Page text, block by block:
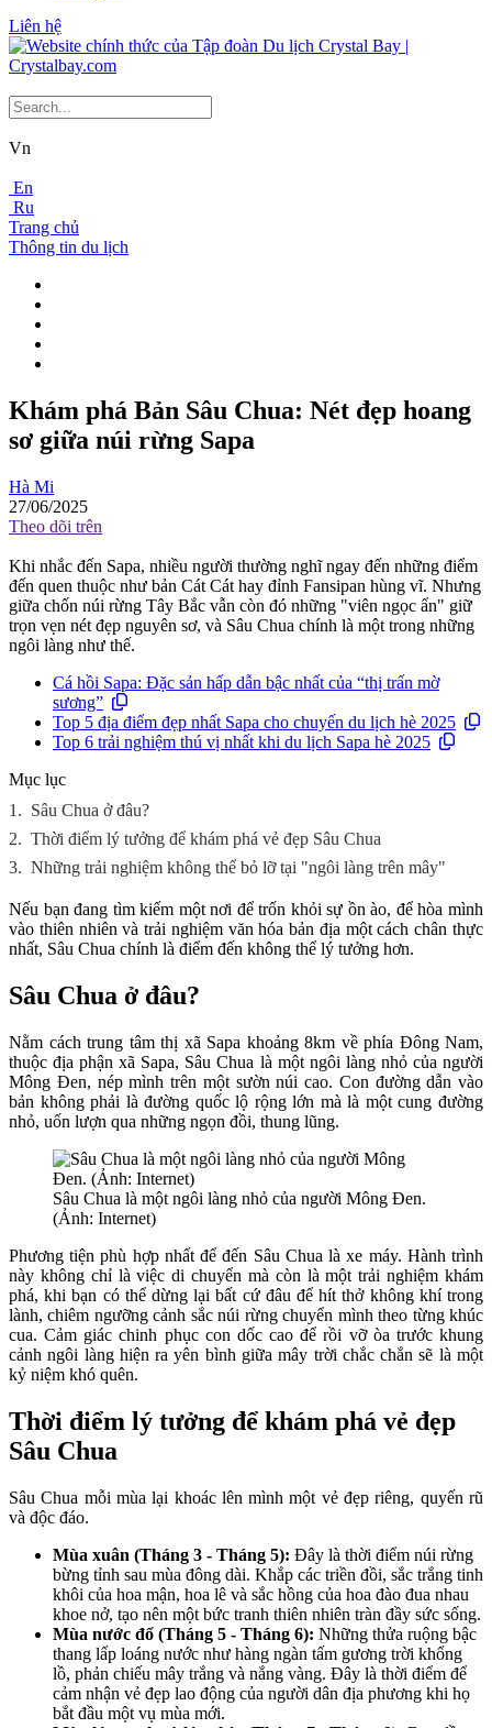
Liên hệ
Vn
En
Ru
Trang chủ
Thông tin du lịch
Khám phá Bản Sâu Chua: Nét đẹp hoang
sơ giữa núi rừng Sapa
Hà Mi
27/06/2025
Theo dõi trên
Khi nhắc đến Sapa, nhiều người thường nghĩ ngay đến những điểm
đến quen thuộc như bản Cát Cát hay đỉnh Fansipan hùng vĩ. Nhưng
giữa chốn núi rừng Tây Bắc vẫn còn đó những "viên ngọc ẩn" giữ
trọn vẹn nét đẹp nguyên sơ, và Sâu Chua chính là một trong những
ngôi làng như thế.
Cá hồi Sapa: Đặc sản hấp dẫn bậc nhất của “thị trấn mờ
sương”
Top 5 địa điểm đẹp nhất Sapa cho chuyến du lịch hè 2025
Top 6 trải nghiệm thú vị nhất khi du lịch Sapa hè 2025
Mục lục
1. Sâu Chua ở đâu?
2. Thời điểm lý tưởng để khám phá vẻ đẹp Sâu Chua
3. Những trải nghiệm không thể bỏ lỡ tại "ngôi làng trên mây"
Nếu bạn đang tìm kiếm một nơi để trốn khỏi sự ồn ào, để hòa mình
vào thiên nhiên và trải nghiệm văn hóa bản địa một cách chân thực
nhất, Sâu Chua chính là điểm đến không thể lý tưởng hơn.
Sâu Chua ở đâu?
Nằm cách trung tâm thị xã Sapa khoảng 8km về phía Đông Nam,
thuộc địa phận xã Sapa, Sâu Chua là một ngôi làng nhỏ của người
Mông Đen, nép mình trên một sườn núi cao. Con đường dẫn vào
bản không phải là đường quốc lộ rộng lớn mà là một cung đường
nhỏ, uốn lượn qua những ngọn đồi, thung lũng.
Sâu Chua là một ngôi làng nhỏ của người Mông Đen.
(Ảnh: Internet)
Phương tiện phù hợp nhất để đến Sâu Chua là xe máy. Hành trình
này không chỉ là việc di chuyển mà còn là một trải nghiệm khám
phá, khi bạn có thể dừng lại bất cứ đâu để hít thở không khí trong
lành, chiêm ngưỡng cảnh sắc núi rừng chuyển mình theo từng khúc
cua. Cảm giác chinh phục con dốc cao để rồi vỡ òa trước khung
cảnh ngôi làng hiện ra yên bình giữa mây trời chắc chắn sẽ là một
kỷ niệm khó quên.
Thời điểm lý tưởng để khám phá vẻ đẹp
Sâu Chua
Sâu Chua mỗi mùa lại khoác lên mình một vẻ đẹp riêng, quyến rũ
và độc đáo.
Mùa xuân (Tháng 3 - Tháng 5): Đây là thời điểm núi rừng
bừng tỉnh sau mùa đông dài. Khắp các triền đồi, sắc trắng tinh
khôi của hoa mận, hoa lê và sắc hồng của hoa đào đua nhau
khoe nở, tạo nên một bức tranh thiên nhiên tràn đầy sức sống.
Mùa nước đổ (Tháng 5 - Tháng 6): Những thửa ruộng bậc
thang lấp loáng nước như hàng ngàn tấm gương trời khổng
lồ, phản chiếu mây trắng và nắng vàng. Đây là thời điểm để
cảm nhận vẻ đẹp lao động của người dân địa phương khi họ
bắt đầu một vụ mùa mới.